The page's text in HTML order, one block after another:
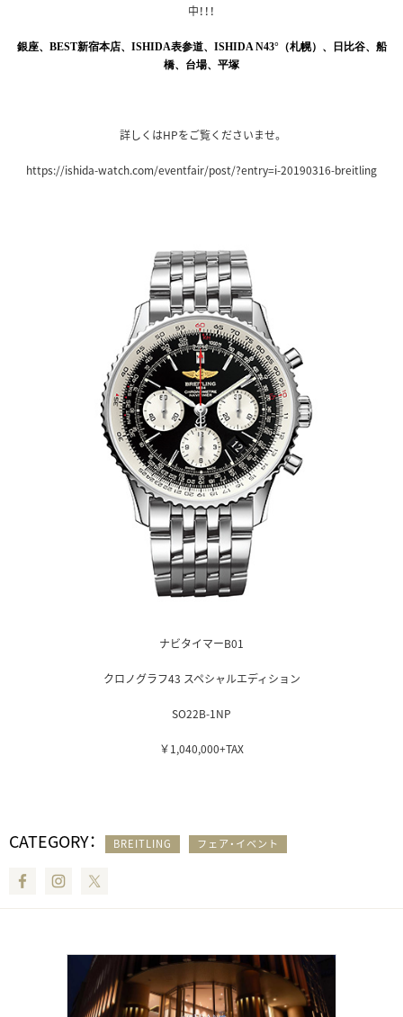
中！！！
銀座、BEST新宿本店、ISHIDA表参道、ISHIDA N43°（札幌）、日比谷、船
橋、台場、平塚
詳しくはHPをご覧くださいませ。
https://ishida-watch.com/eventfair/post/?entry=i-20190316-breitling
ナビタイマーB01
クロノグラフ43 スペシャルエディション
SO22B-1NP
￥1,040,000+TAX
CATEGORY： BREITLING フェア・イベント
FacebookInstagram